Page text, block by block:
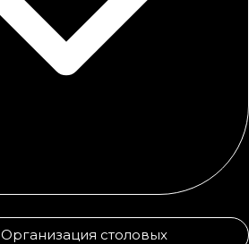
Организация столовых